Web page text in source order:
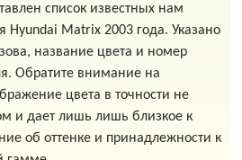
список известных нам
Hyundai Matrix 2003 года. Указано
название цвета и номер
Обратите внимание на
цвета в точности не
и дает лишь лишь близкое к
об оттенке и принадлежности к